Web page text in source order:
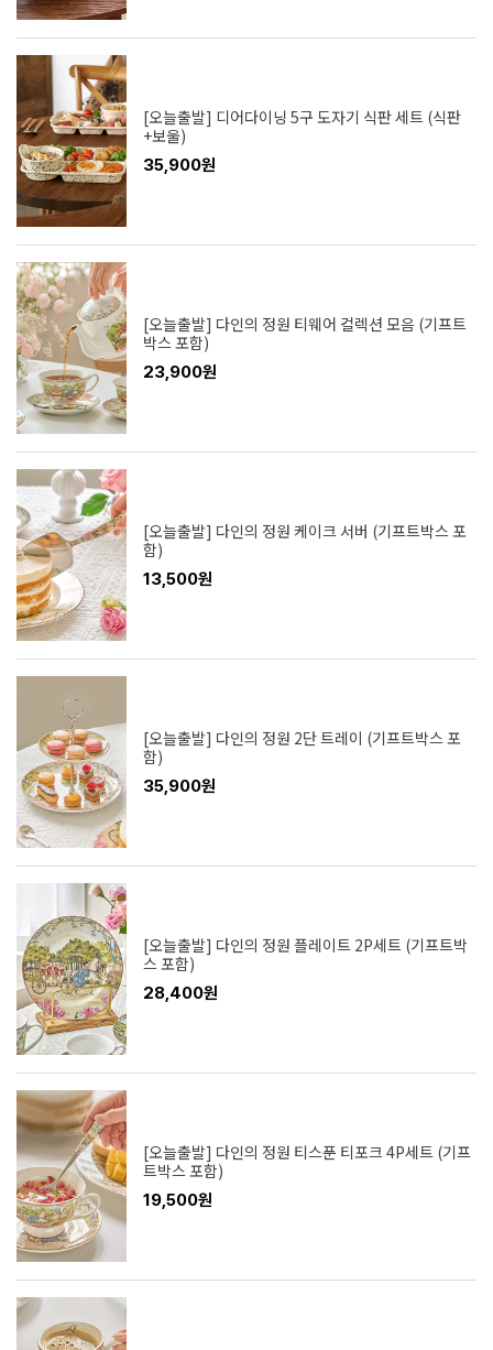
[오늘출발] 디어다이닝 5구 도자기 식판 세트 (식판
+보울)
35,900원
[오늘출발] 다인의 정원 티웨어 컬렉션 모음 (기프트
박스 포함)
23,900원
[오늘출발] 다인의 정원 케이크 서버 (기프트박스 포
함)
13,500원
[오늘출발] 다인의 정원 2단 트레이 (기프트박스 포
함)
35,900원
[오늘출발] 다인의 정원 플레이트 2P세트 (기프트박
스 포함)
28,400원
[오늘출발] 다인의 정원 티스푼 티포크 4P세트 (기프
트박스 포함)
19,500원